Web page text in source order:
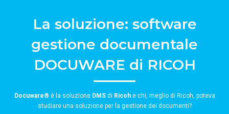
La soluzione: software
gestione documentale
DOCUWARE di RICOH
Docuware® è la soluzione DMS di Ricoh e chi, meglio di Ricoh, poteva
studiare una soluzione per la gestione dei documenti?